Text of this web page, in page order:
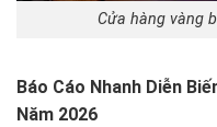
Cửa hàng vàng
Báo Cáo Nhanh Diễn
Năm 2026